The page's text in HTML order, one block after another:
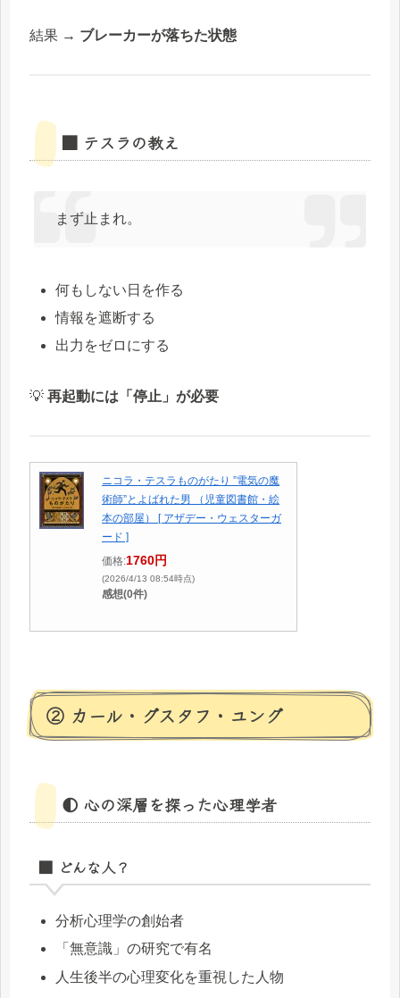
結果 → ブレーカーが落ちた状態
■ テスラの教え
まず止まれ。
何もしない日を作る
情報を遮断する
出力をゼロにする
💡 再起動には「停止」が必要
ニコラ・テスラものがたり ”電気の魔
術師”とよばれた男 （児童図書館・絵
本の部屋） [ アザデー・ウェスターガ
ード ]
価格:1760円
(2026/4/13 08:54時点)
感想(0件)
② カール・グスタフ・ユング
🌓 心の深層を探った心理学者
■ どんな人？
分析心理学の創始者
「無意識」の研究で有名
人生後半の心理変化を重視した人物